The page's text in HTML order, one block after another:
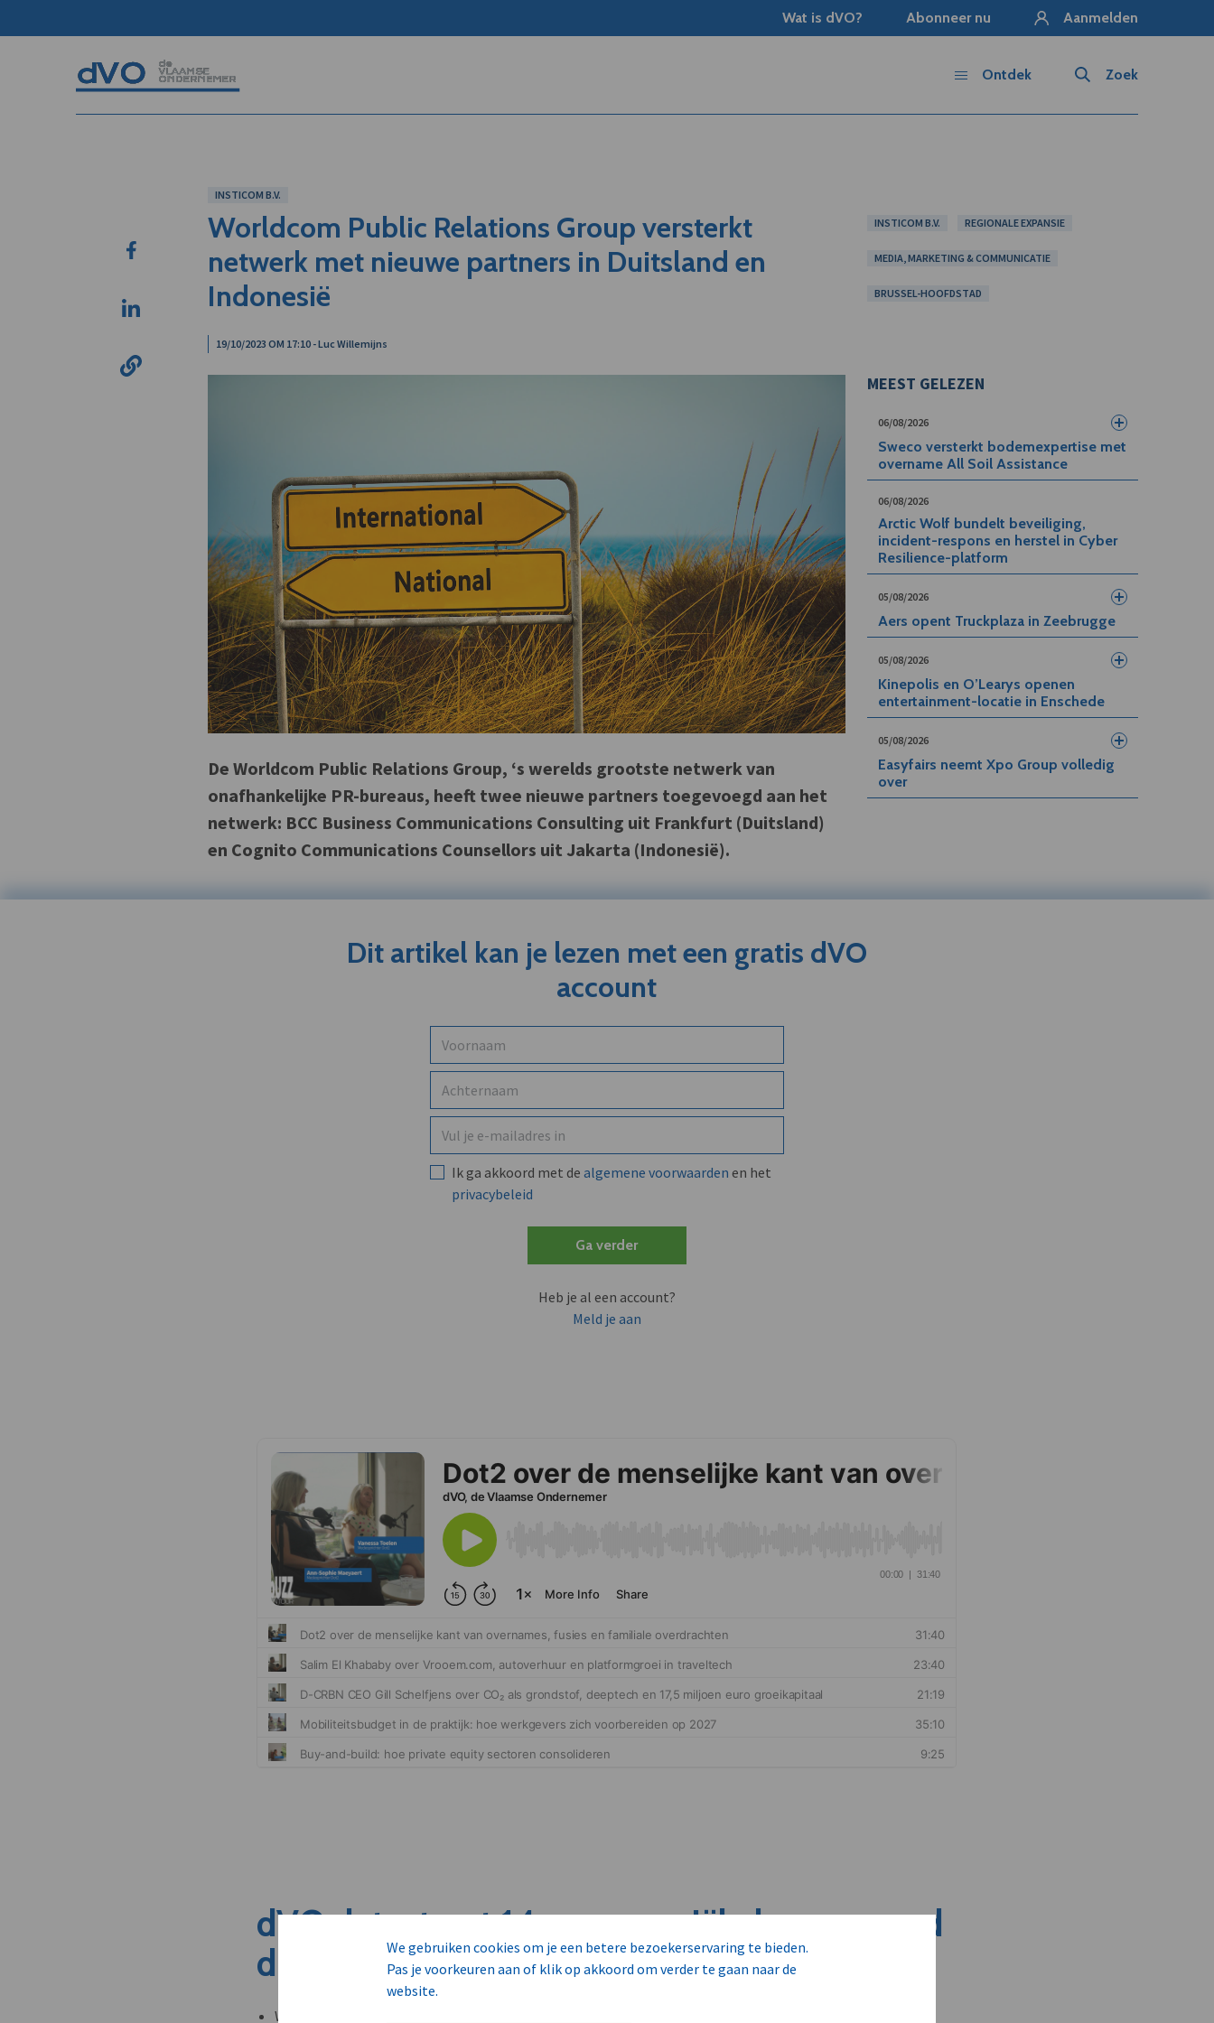
We gebruiken cookies om je een betere bezoekerservaring te bieden.
Pas je voorkeuren aan of klik op akkoord om verder te gaan naar de
website.
Wat is dVO? Abonneer nu Aanmelden
Zoek
Ontdek
INSTICOM B.V.
Worldcom Public Relations Group versterkt
netwerk met nieuwe partners in Duitsland en
Indonesië
19/10/2023 OM 17:10 - Luc Willemijns
De Worldcom Public Relations Group, ‘s werelds grootste netwerk van
onafhankelijke PR-bureaus, heeft twee nieuwe partners toegevoegd aan het
netwerk: BCC Business Communications Consulting uit Frankfurt (Duitsland)
en Cognito Communications Counsellors uit Jakarta (Indonesië).
INSTICOM B.V. REGIONALE EXPANSIE
MEDIA, MARKETING & COMMUNICATIE
BRUSSEL-HOOFDSTAD
MEEST GELEZEN
06/08/2026
Sweco versterkt bodemexpertise met
overname All Soil Assistance
06/08/2026
Arctic Wolf bundelt beveiliging,
incident-respons en herstel in Cyber
Resilience-platform
05/08/2026
Aers opent Truckplaza in Zeebrugge
05/08/2026
Kinepolis en O’Learys openen
entertainment-locatie in Enschede
05/08/2026
Easyfairs neemt Xpo Group volledig
over
Dit artikel kan je lezen met een gratis dVO
account
Ik ga akkoord met dealgemene voorwaarden en het
privacybeleid
Ga verder
Heb je al een account?
Meld je aan
dVO detecteert 14 commerciële kansen rond
dit nieuws
Welke leveranciers kunnen aan dit bedrijf verkopen?